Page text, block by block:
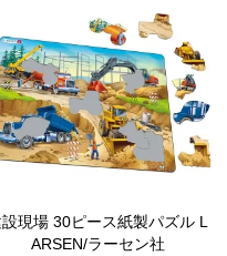
現場 30ピース紙製パズル L
ARSEN/ラーセン社